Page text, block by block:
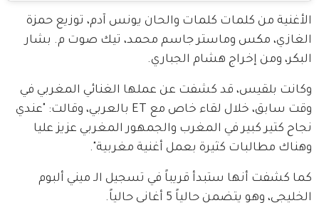
الأغنية من كلمات كلمات والحان يونس آدم، توزيع حمزة
الغازي، مكس وماستر جاسم محمد، تيك صوت م. بشار
البكر، ومن إخراج هشام الجباري.
وكانت بلقيس، قد كشفت عن عملها الغنائي المغربي في
وقت سابق، خلال لقاء خاص مع ET بالعربي، وقالت: "عندي
نجاح كتير كبير في المغرب والجمهور المغربي عزيز عليا
وهناك مطالبات كثيرة بعمل أغنية مغربية".
كما كشفت أنها ستبدأ قريباً في تسجيل الـ ميني ألبوم
الخليجي، وهو يتضمن حالياً 5 أغاني حالياً.